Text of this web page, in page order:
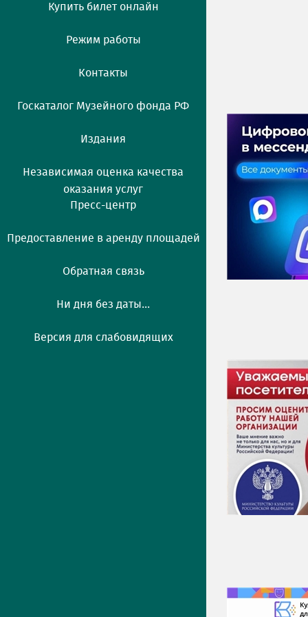
Купить билет онлайн
Режим работы
Контакты
Госкаталог Музейного фонда РФ
Издания
Независимая оценка качества
оказания услуг
Пресс-центр
Предоставление в аренду площадей
Обратная связь
Ни дня без даты...
Версия для слабовидящих